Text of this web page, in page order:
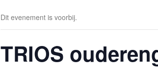
Dit evenement is voorbij.
TRIOS